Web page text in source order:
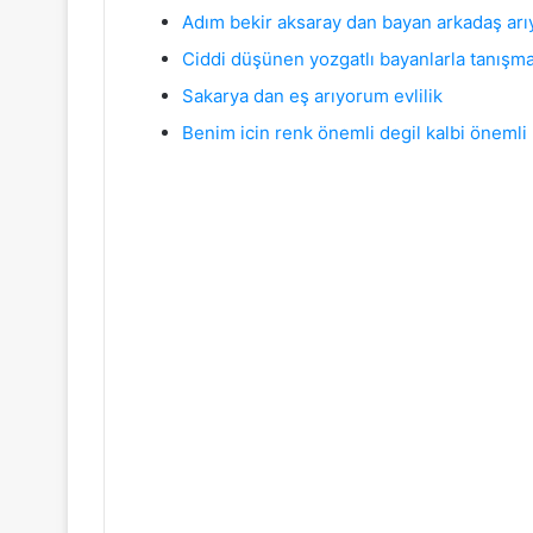
Adım bekir aksaray dan bayan arkadaş
Ciddi düşünen yozgatlı bayanlarla
Sakarya dan eş arıyorum evlilik
Benim icin renk önemli degil kalbi önemli